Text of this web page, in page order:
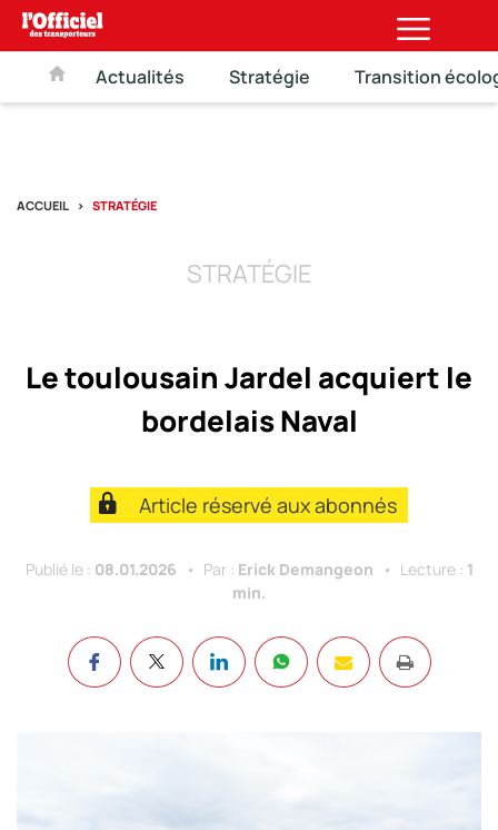
Actualités Stratégie Transition
ACCUEIL STRATÉGIE
STRATÉGIE
Le toulousain Jardel acquiert le
bordelais Naval
Article réservé aux abonnés
Publié le : 08.01.2026 Par : Erick Demangeon Lecture : 1
min.